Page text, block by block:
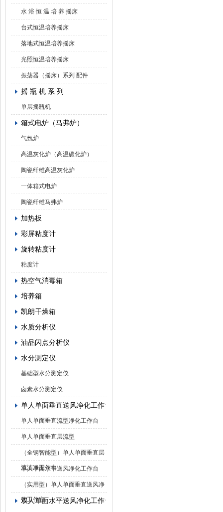
水 浴 恒 温 培 养 摇床
台式恒温培养摇床
落地式恒温培养摇床
光照恒温培养摇床
振荡器（摇床）系列 配件
摇 瓶 机 系 列
单层摇瓶机
箱式电炉（马弗炉）
气氛炉
高温灰化炉（高温碳化炉）
陶瓷纤维高温灰化炉
一体箱式电炉
陶瓷纤维马弗炉
加热板
彩屏粘度计
旋转粘度计
粘度计
热空气消毒箱
培养箱
凯朗干燥箱
水质分析仪
油品闪点分析仪
水分测定仪
基础型水分测定仪
卤素水分测定仪
单人单面垂直送风净化工作台
单人单面垂直流型净化工作台
单人单面垂直层流型
（全钢智能型）单人单面垂直层
流洁净工作台
单人单面水平送风净化工作台
（实用型）单人单面垂直送风净
化工作台
双人单面水平送风净化工作台